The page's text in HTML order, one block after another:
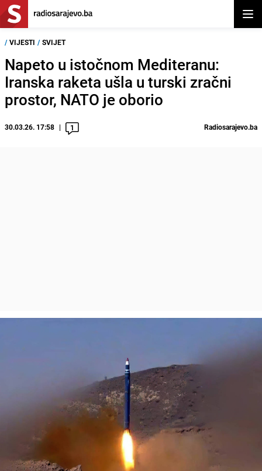
/ VIJESTI / SVIJET
Napeto u istočnom Mediteranu:
Iranska raketa ušla u turski zračni
prostor, NATO je oborio
30.03.26. 17:58 1 Radiosarajevo.ba